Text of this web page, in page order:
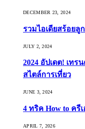
DECEMBER 23, 2024
รวมไอเดียสร้อยลู
JULY 2, 2024
2024 อัปเดต! เทร
สไตล์การเที่ยว
JUNE 3, 2024
4 ทริค How to ครี
APRIL 7, 2026